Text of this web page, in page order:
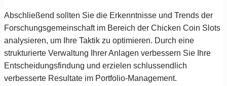
Abschließend sollten Sie die Erkenntnisse und Trends der
Forschungsgemeinschaft im Bereich der Chicken Coin Slots
analysieren, um Ihre Taktik zu optimieren. Durch eine
strukturierte Verwaltung Ihrer Anlagen verbessern Sie Ihre
Entscheidungsfindung und erzielen schlussendlich
verbesserte Resultate im Portfolio-Management.